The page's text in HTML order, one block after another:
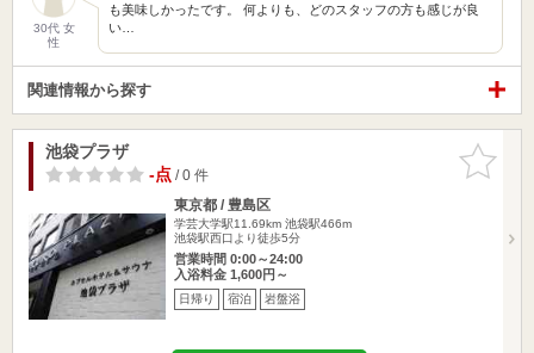
30代 女
性
も美味しかったです。 何よりも、どのスタッフの方も感じが良
い…
関連情報から探す
お気に入
りに追加
池袋プラザ
-点/ 0 件
東京都 / 豊島区
学芸大学駅11.69km 池袋駅466m
池袋駅西口より徒歩5分
営業時間 0:00～24:00
入浴料金 1,600円～
日帰り 宿泊 岩盤浴